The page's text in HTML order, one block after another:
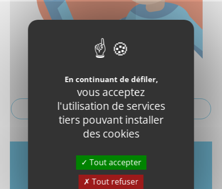
Déposer une réclamation ou une suggestion
Vous souhaitez exprimervos attentes
l'offre de Mobilité ?
En continuant de défiler,
vous acceptez
l'utilisation de services
tiers pouvant installer
des cookies
Tout accepter
Tout refuser